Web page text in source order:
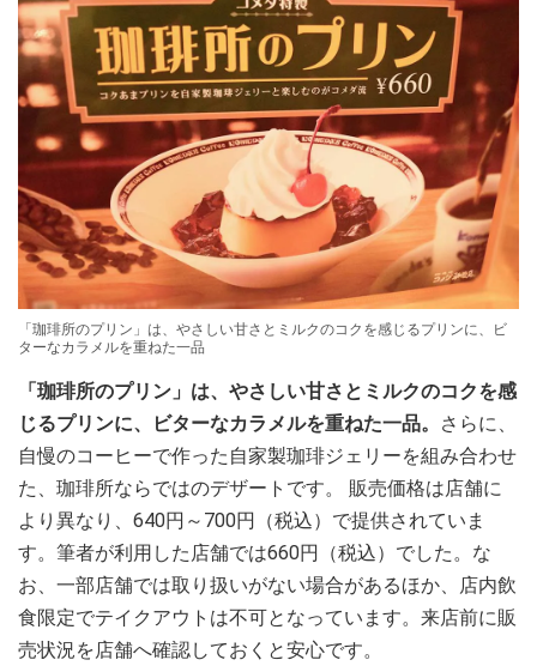
「珈琲所のプリン」は、やさしい甘さとミルクのコクを感じるプリンに、ビ
ターなカラメルを重ねた一品
「珈琲所のプリン」は、やさしい甘さとミルクのコクを感
じるプリンに、ビターなカラメルを重ねた一品。
さらに、
自慢のコーヒーで作った自家製珈琲ジェリーを組み合わせ
た、珈琲所ならではのデザートです。 販売価格は店舗に
より異なり、640円～700円（税込）で提供されていま
す。筆者が利用した店舗では660円（税込）でした。な
お、一部店舗では取り扱いがない場合があるほか、店内飲
食限定でテイクアウトは不可となっています。来店前に販
売状況を店舗へ確認しておくと安心です。